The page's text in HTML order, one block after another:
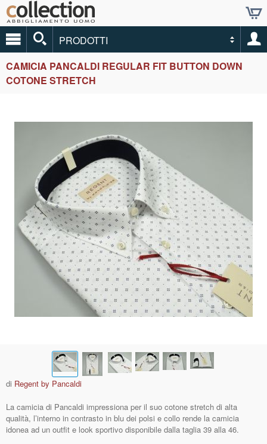
PRODOTTI
CAMICIA PANCALDI REGULAR FIT BUTTON DOWN
COTONE STRETCH
di Regent by Pancaldi
La camicia di Pancaldi impressiona per il suo cotone stretch di alta
qualità, l’interno in contrasto in blu dei polsi e collo rende la camicia
idonea ad un outfit e look sportivo disponibile dalla taglia 39 alla 46.